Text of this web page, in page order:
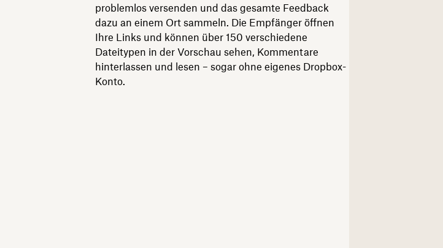
problemlos versenden und das gesamte Feedback
dazu an einem Ort sammeln. Die Empfänger öffnen
Ihre Links und können über 150 verschiedene
Dateitypen in der Vorschau sehen, Kommentare
hinterlassen und lesen – sogar ohne eigenes Dropbox-
Konto.